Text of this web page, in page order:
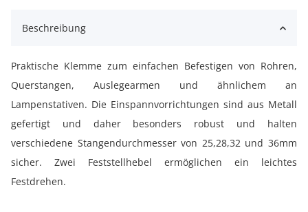
Beschreibung
Praktische Klemme zum einfachen Befestigen von Rohren,
Querstangen, Auslegearmen und ähnlichem an
Lampenstativen. Die Einspannvorrichtungen sind aus Metall
gefertigt und daher besonders robust und halten
verschiedene Stangendurchmesser von 25,28,32 und 36mm
sicher. Zwei Feststellhebel ermöglichen ein leichtes
Festdrehen.